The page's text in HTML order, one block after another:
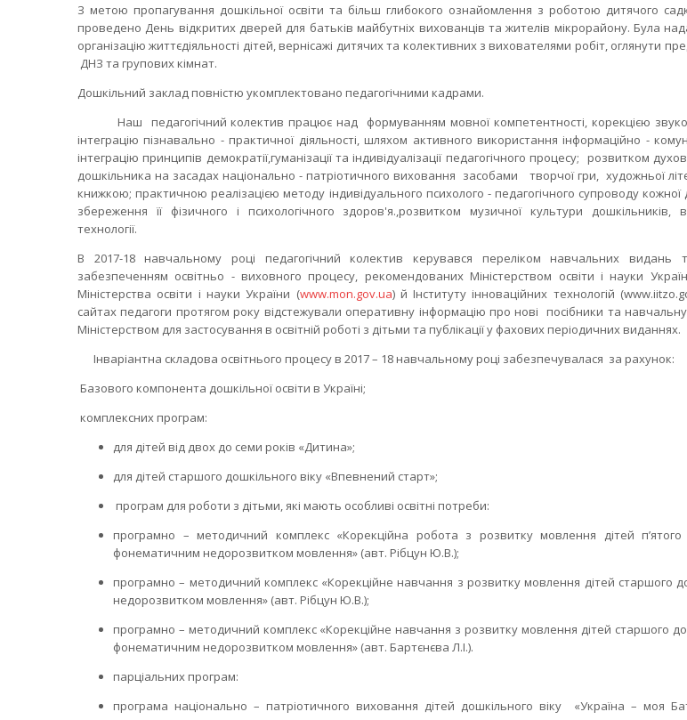
З метою пропагування дошкільної освіти та більш глибокого ознайомлення з роботою дитячого
проведено День відкритих дверей для батьків майбутніх вихованців та жителів мікрорайону. Була
організацію життєдіяльності дітей, вернісажі дитячих та колективних з вихователями робіт, оглянути
ДНЗ та групових кімнат.
Дошкільний заклад повністю укомплектовано педагогічними кадрами.
Наш педагогічний колектив працює над формуванням мовної компетентності, корекцією
інтеграцію пізнавально - практичної діяльності, шляхом активного використання інформаційно -
інтеграцію принципів демократії,гуманізації та індивідуалізації педагогічного процесу; розвитком
дошкільника на засадах національно - патріотичного виховання засобами творчої гри, художньої
книжкою; практичною реалізацією методу індивідуального психолого - педагогічного супроводу
збереження її фізичного і психологічного здоров'я.,розвитком музичної культури дошкільників,
технології.
В 2017-18 навчальному році педагогічний колектив керувався переліком навчальних
забезпеченням освітньо - виховного процесу, рекомендованих Міністерством освіти і науки
Міністерства освіти і науки України (www.mon.gov.ua) й Інституту інноваційних технологій
сайтах педагоги протягом року відстежували оперативну інформацію про нові посібники та
Міністерством для застосування в освітній роботі з дітьми та публікації у фахових періодичних виданнях.
Інваріантна складова освітнього процесу в 2017 – 18 навчальному році забезпечувалася за рахунок:
Базового компонента дошкільної освіти в Україні;
комплексних програм:
для дітей від двох до семи років «Дитина»;
для дітей старшого дошкільного віку «Впевнений старт»;
програм для роботи з дітьми, які мають особливі освітні потреби:
програмно – методичний комплекс «Корекційна робота з розвитку мовлення дітей
фонематичним недорозвитком мовлення» (авт. Рібцун Ю.В.);
програмно – методичний комплекс «Корекційне навчання з розвитку мовлення дітей старшого
недорозвитком мовлення» (авт. Рібцун Ю.В.);
програмно – методичний комплекс «Корекційне навчання з розвитку мовлення дітей старшого
фонематичним недорозвитком мовлення» (авт. Бартєнєва Л.І.).
парціальних програм:
програма національно – патріотичного виховання дітей дошкільного віку «Україна – моя